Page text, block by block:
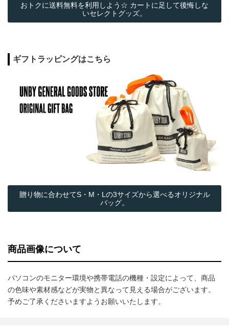
おトクに送料無料を利用しよう☆ カートに足して後悔しな
いセレクトグッズ。
ギフトラッピングはこちら
贈り物に合わせてS・M・Lの3サイズから選べるオリジナル
バッグ。
商品画像について
パソコンのモニター環境や携帯電話の機種・設定によって、商品
の色味や素材感などが実物と異なって見える場合がございます。
予めご了承くださいますようお願いいたします。